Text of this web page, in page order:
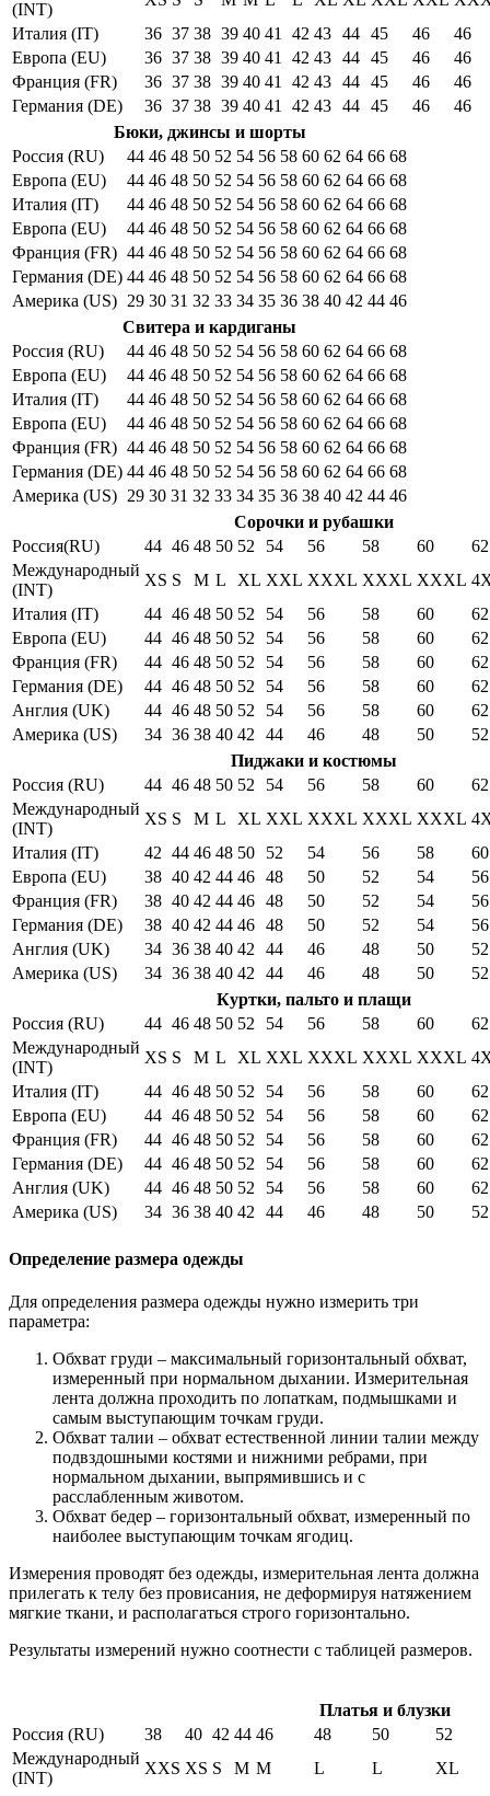
(INT)
Италия (IT)
36 37 38 39 40 41 42 43 44 45 46
46
Европа (EU)
36 37 38 39 40 41 42 43 44 45 46
46
Франция (FR)
36 37 38 39 40 41 42 43 44 45 46
46
Германия (DE)
36 37 38 39 40 41 42 43 44 45 46
46
Бюки, джинсы и шорты
Россия (RU)
44 46 48 50 52 54 56 58 60 62 64 66 68
Европа (EU)
44 46 48 50 52 54 56 58 60 62 64 66 68
Италия (IT)
44 46 48 50 52 54 56 58 60 62 64 66 68
Европа (EU)
44 46 48 50 52 54 56 58 60 62 64 66 68
Франция (FR) 44 46 48 50 52 54 56 58 60 62 64 66 68
Германия (DE) 44 46 48 50 52 54 56 58 60 62 64 66 68
Америка (US) 29 30 31 32 33 34 35 36 38 40 42 44 46
Свитера и кардиганы
Россия (RU)
44 46 48 50 52 54 56 58 60 62 64 66 68
Европа (EU)
44 46 48 50 52 54 56 58 60 62 64 66 68
Италия (IT)
44 46 48 50 52 54 56 58 60 62 64 66 68
Европа (EU)
44 46 48 50 52 54 56 58 60 62 64 66 68
Франция (FR) 44 46 48 50 52 54 56 58 60 62 64 66 68
Германия (DE) 44 46 48 50 52 54 56 58 60 62 64 66 68
Америка (US) 29 30 31 32 33 34 35 36 38 40 42 44 46
Сорочки и рубашки
Россия(RU)
44 46 48 50 52 54 56 58 60
62
Международный
(INT)
XS S M L XL XXL XXXL XXXL XXXL
Италия (IT)
44 46 48 50 52 54 56 58 60
62
Европа (EU)
44 46 48 50 52 54 56 58 60
62
Франция (FR)
44 46 48 50 52 54 56 58 60
62
Германия (DE)
44 46 48 50 52 54 56 58 60
62
Англия (UK)
44 46 48 50 52 54 56 58 60
62
Америка (US)
34 36 38 40 42 44 46 48 50
52
Пиджаки и костюмы
Россия (RU)
44 46 48 50 52 54 56 58 60
62
Международный
(INT)
XS S M L XL XXL XXXL XXXL XXXL
Италия (IT)
42 44 46 48 50 52 54 56 58
60
Европа (EU)
38 40 42 44 46 48 50 52 54
56
Франция (FR)
38 40 42 44 46 48 50 52 54
56
Германия (DE)
38 40 42 44 46 48 50 52 54
56
Англия (UK)
34 36 38 40 42 44 46 48 50
52
Америка (US)
34 36 38 40 42 44 46 48 50
52
Куртки, пальто и плащи
Россия (RU)
44 46 48 50 52 54 56 58 60
62
Международный
(INT)
XS S M L XL XXL XXXL XXXL XXXL
Италия (IT)
44 46 48 50 52 54 56 58 60
62
Европа (EU)
44 46 48 50 52 54 56 58 60
62
Франция (FR)
44 46 48 50 52 54 56 58 60
62
Германия (DE)
44 46 48 50 52 54 56 58 60
62
Англия (UK)
44 46 48 50 52 54 56 58 60
62
Америка (US)
34 36 38 40 42 44 46 48 50 52
Определение размера одежды
Для определения размера одежды нужно измерить три
параметра:
Обхват груди – максимальный горизонтальный обхват,
измеренный при нормальном дыхании. Измерительная
лента должна проходить по лопаткам, подмышками и
самым выступающим точкам груди.
Обхват талии – обхват естественной линии талии между
подвздошными костями и нижними ребрами, при
нормальном дыхании, выпрямившись и с
расслабленным животом.
Обхват бедер – горизонтальный обхват, измеренный по
наиболее выступающим точкам ягодиц.
Измерения проводят без одежды, измерительная лента должна
прилегать к телу без провисания, не деформируя натяжением
мягкие ткани, и располагаться строго горизонтально.
Результаты измерений нужно соотнести с таблицей размеров.
Платья и блузки
Россия (RU)
38 40 42 44 46 48 50
52
Международный
(INT)
XXS XS S M M L L
XL